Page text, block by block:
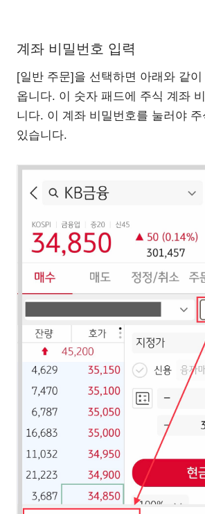
계좌 비밀번호 입력
[일반 주문]을 선택하면 아래와 같
옵니다. 이 숫자 패드에 주식 계좌
니다. 이 계좌 비밀번호를 눌러야
있습니다.